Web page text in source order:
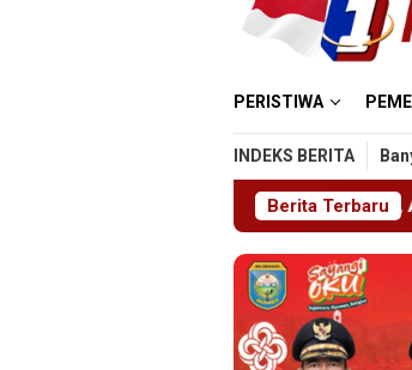
PERISTIWA
INDEKS BERITA
Berita Terbaru
ABHINAYA 2026, Ajang Bergengsi Cetak